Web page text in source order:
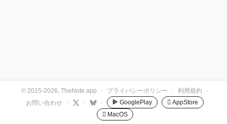
© 2015-2026, TheNote.app · プライバシーポリシー · 利用規約
·
お問い合わせ
· · · GooglePlay
 AppStore
 MacOS